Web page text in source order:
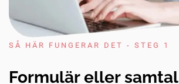
SÅ HÄR FUNGERAR DET - STEG 1
Formulär eller samtal